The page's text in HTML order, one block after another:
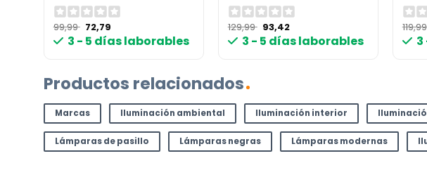
99,99 El
precio
original
72,79
precio
actual
3 - 5 días laborables
129,99 El
precio
original
93,42
precio
actual
3 - 5 días laborables
Productos relacionados
Marcas Iluminación ambiental Iluminación interior
Lámparas de pasillo Lámparas negras Lámparas modernas